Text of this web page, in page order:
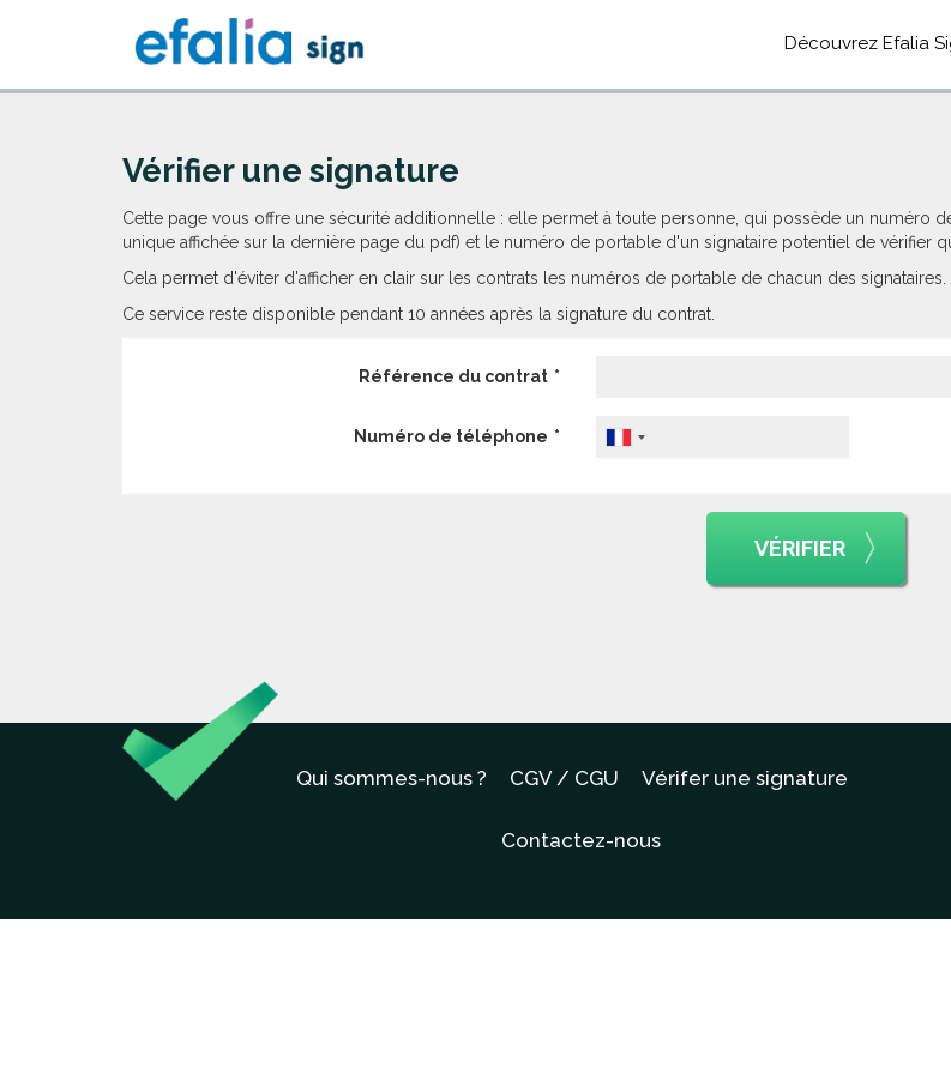
Découvrez Efalia
Vérifier une signature
Cette page vous offre une sécurité additionnelle : elle permet à toute personne, qui possède un numéro
unique affichée sur la dernière page du pdf) et le numéro de portable d'un signataire potentiel de vérifier
Cela permet d'éviter d'afficher en clair sur les contrats les numéros de portable de chacun des signataires.
Ce service reste disponible pendant 10 années après la signature du contrat.
Référence du contrat
Numéro de téléphone
VÉRIFIER
Qui sommes-nous ? CGV / CGU Vérifer une signature
Contactez-nous